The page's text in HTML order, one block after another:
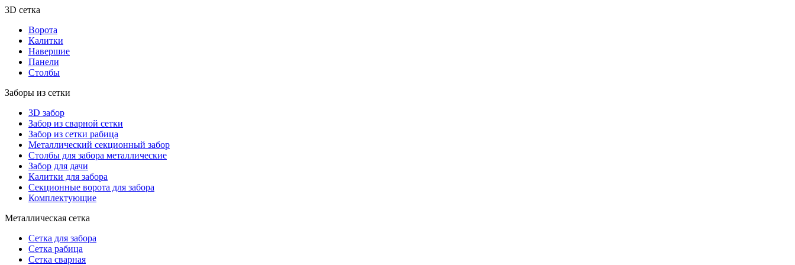
3D сетка
Ворота
Калитки
Навершие
Панели
Столбы
Заборы из сетки
3D забор
Забор из сварной сетки
Забор из сетки рабица
Металлический секционный забор
Столбы для забора металлические
Забор для дачи
Калитки для забора
Секционные ворота для забора
Комплектующие
Металлическая сетка
Сетка для забора
Сетка рабица
Сетка сварная